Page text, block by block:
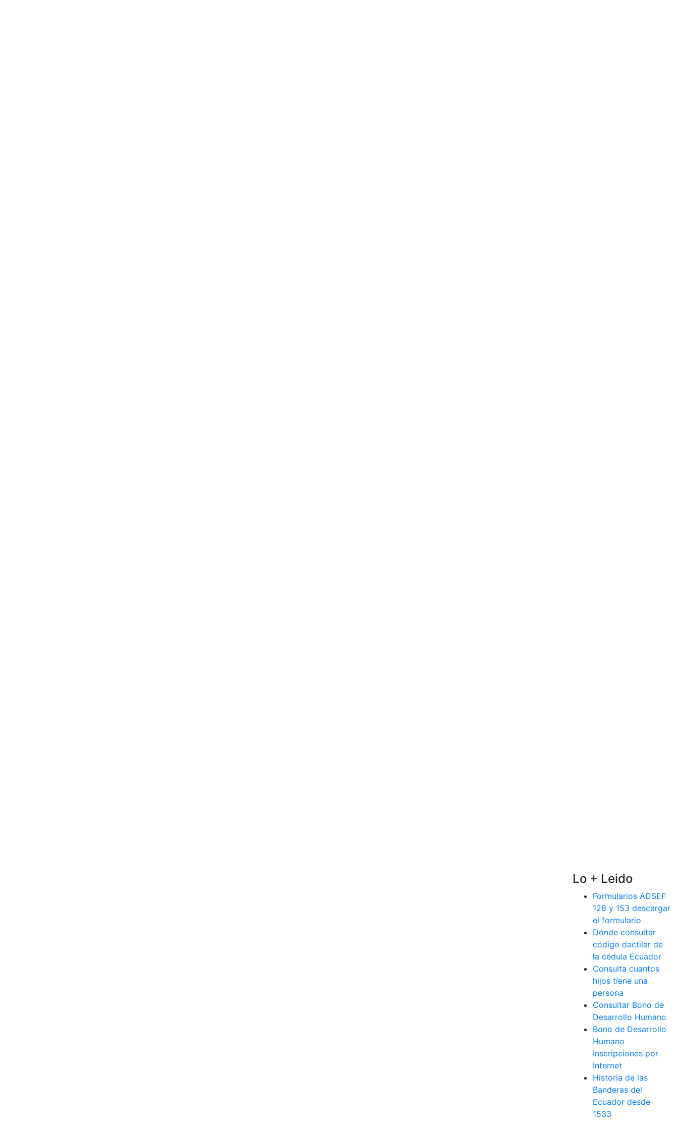
Lo + Leido
Formularios ADSEF
128 y 153 descargar
el formulario
Dónde consultar
código dactilar de
la cédula Ecuador
Consulta cuantos
hijos tiene una
persona
Consultar Bono de
Desarrollo Humano
Bono de Desarrollo
Humano
Inscripciones por
Internet
Historia de las
Banderas del
Ecuador desde
1533